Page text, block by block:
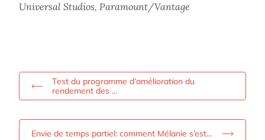
Universal Studios, Paramount/Vantage
Test du programme d’amélioration du
rendement des …
Envie de temps partiel: comment Mélanie s’est...